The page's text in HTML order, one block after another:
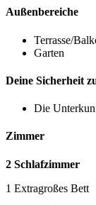
Außenbereiche
Terrasse/
Garten
Deine Sicherheit
Die
Zimmer
2 Schlafzimmer
1 Extragroßes Bett